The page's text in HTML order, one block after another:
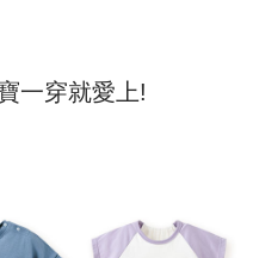
一穿就愛上!